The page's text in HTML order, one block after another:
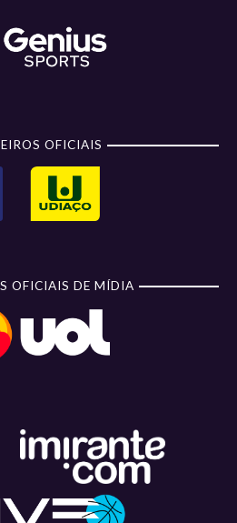
OFICIAIS
OFICIAIS DE MÍDIA